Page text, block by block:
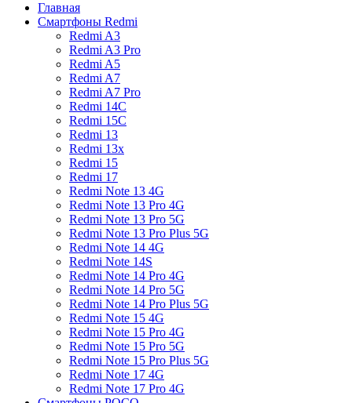
Главная
Смартфоны Redmi
Redmi A3
Redmi A3 Pro
Redmi A5
Redmi A7
Redmi A7 Pro
Redmi 14C
Redmi 15C
Redmi 13
Redmi 13x
Redmi 15
Redmi 17
Redmi Note 13 4G
Redmi Note 13 Pro 4G
Redmi Note 13 Pro 5G
Redmi Note 13 Pro Plus 5G
Redmi Note 14 4G
Redmi Note 14S
Redmi Note 14 Pro 4G
Redmi Note 14 Pro 5G
Redmi Note 14 Pro Plus 5G
Redmi Note 15 4G
Redmi Note 15 Pro 4G
Redmi Note 15 Pro 5G
Redmi Note 15 Pro Plus 5G
Redmi Note 17 4G
Redmi Note 17 Pro 4G